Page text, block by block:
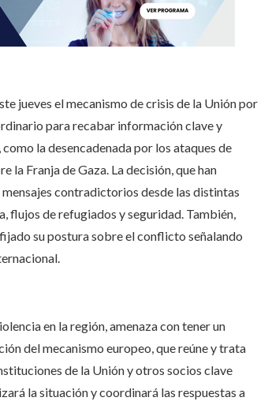
jueves el mecanismo de crisis de la Unión por
para recabar información clave y
la desencadenada por los ataques de
la Franja de Gaza. La decisión, que han
contradictorios desde las distintas
flujos de refugiados y seguridad. También,
su postura sobre el conflicto señalando
en la región, amenaza con tener un
del mecanismo europeo, que reúne y trata
de la Unión y otros socios clave
la situación y coordinará las respuestas a